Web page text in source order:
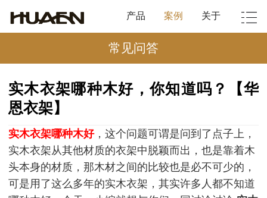
产品 案例 关于
常见问答
实木衣架哪种木好，你知道吗？【华
恩衣架】
实木衣架哪种木好，这个问题可谓是问到了点子上，
实木衣架从其他材质的衣架中脱颖而出，也是靠着木
头本身的材质，那木材之间的比较也是必不可少的，
可是用了这么多年的实木衣架，其实许多人都不知道